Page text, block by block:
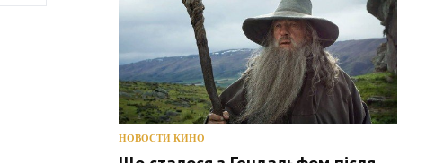
НОВОСТИ КИНО